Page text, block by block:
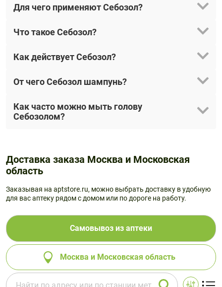
Для чего применяют Себозол?
Что такое Себозол?
Как действует Себозол?
От чего Себозол шампунь?
Как часто можно мыть голову
Себозолом?
Доставка заказа Москва и Московская
область
Заказывая на aptstore.ru, можно выбрать доставку в удобную
для вас аптеку рядом с домом или по дороге на работу.
Самовывоз из аптеки
Москва и Московская область